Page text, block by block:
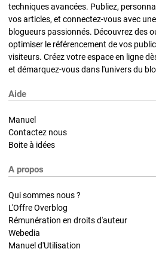
techniques avancées. Publiez,
vos articles, et connectez-vous avec
blogueurs passionnés. Découvrez des
optimiser le référencement de vos
visiteurs. Créez votre espace en ligne
et démarquez-vous dans l'univers du
Aide
Manuel
Contactez nous
Boite à idées
A propos
Qui sommes nous ?
L'Offre Overblog
Rémunération en droits d'auteur
Webedia
Manuel d'Utilisation